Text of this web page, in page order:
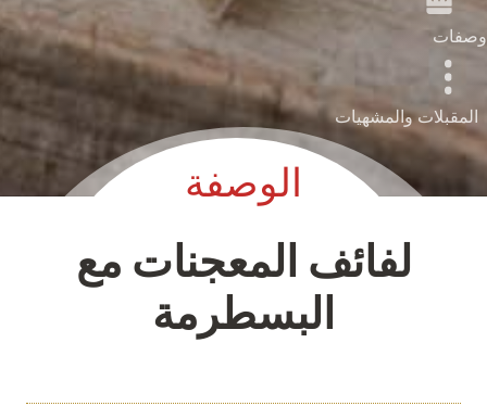
وصفات
المقبلات والمشهيات
الوصفة
لفائف المعجنات مع
البسطرمة